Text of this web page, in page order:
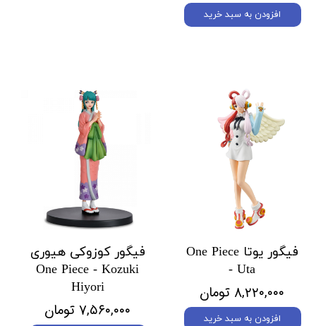
افزودن به سبد خرید
فیگور یوتا One Piece
- Uta
۸,۲۲۰,۰۰۰ تومان
افزودن به سبد خرید
فیگور کوزوکی هیوری
One Piece - Kozuki
Hiyori
۷,۵۶۰,۰۰۰ تومان